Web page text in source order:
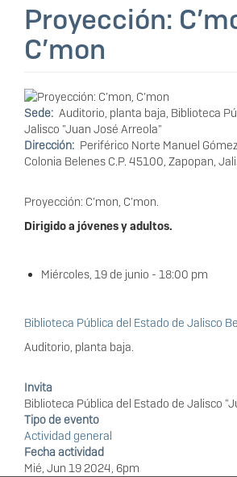
Proyección:
C’mon
Sede Auditorio, planta baja, Biblioteca
Jalisco "Juan José Arreola"
Dirección
Periférico Norte Manuel
Colonia Belenes C.P. 45100, Zapopan,
Proyección: C’mon, C’mon.
Dirigido a jóvenes y adultos.
Miércoles, 19 de junio - 18:00 pm
Biblioteca Pública del Estado de Jalisco
Auditorio, planta baja.
Invita
Biblioteca Pública del Estado de Jalisco
Tipo de evento
Actividad general
Fecha actividad
Mié, Jun 19 2024, 6pm